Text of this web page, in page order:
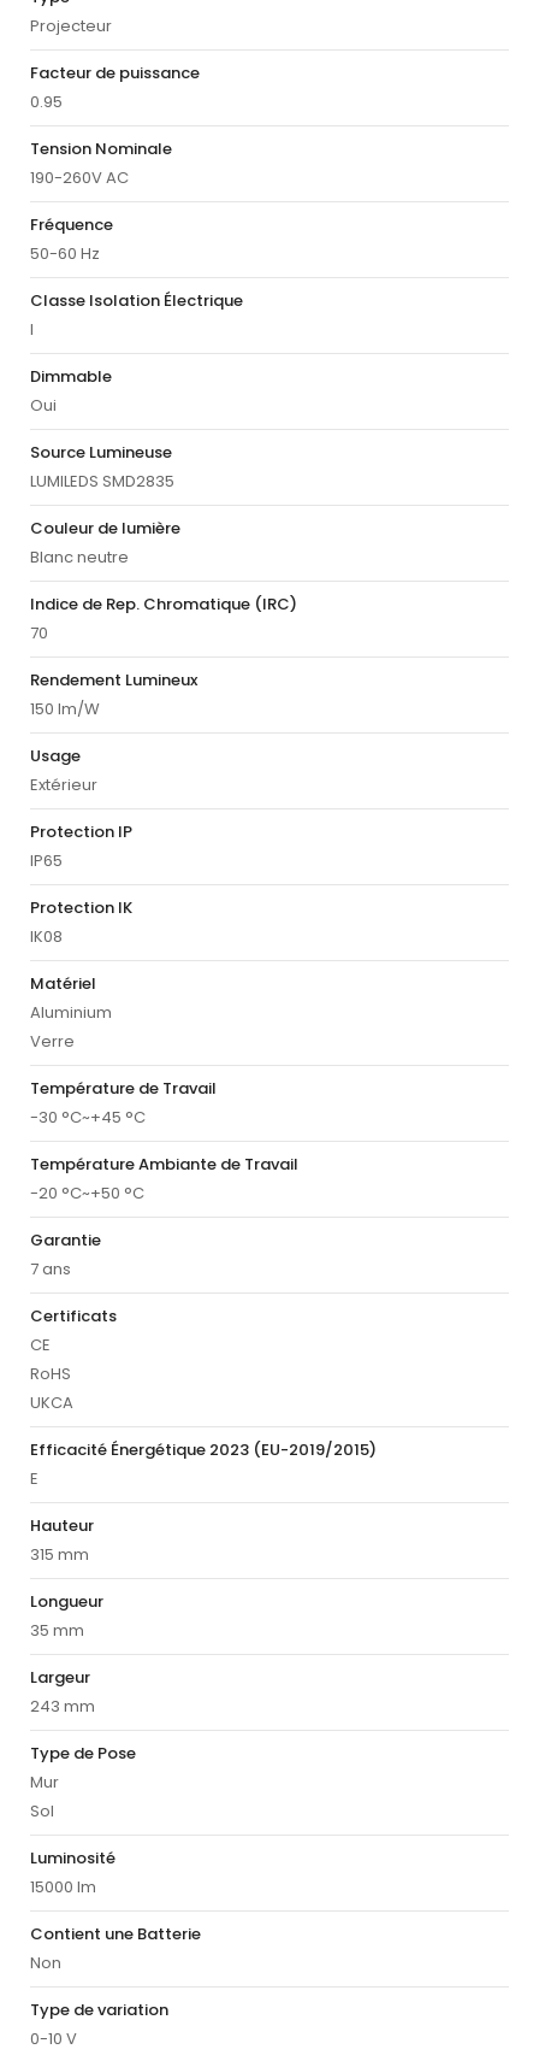
Projecteur
Facteur de puissance
0.95
Tension Nominale
190-260V AC
Fréquence
50-60 Hz
Classe Isolation Électrique
I
Dimmable
Oui
Source Lumineuse
LUMILEDS SMD2835
Couleur de lumière
Blanc neutre
Indice de Rep. Chromatique (IRC)
70
Rendement Lumineux
150 lm/W
Usage
Extérieur
Protection IP
IP65
Protection IK
IK08
Matériel
Aluminium
Verre
Température de Travail
-30 °C~+45 °C
Température Ambiante de Travail
-20 °C~+50 °C
Garantie
7 ans
Certificats
CE
RoHS
UKCA
Efficacité Énergétique 2023 (EU-2019/2015)
E
Hauteur
315 mm
Longueur
35 mm
Largeur
243 mm
Type de Pose
Mur
Sol
Luminosité
15000 lm
Contient une Batterie
Non
Type de variation
0-10 V